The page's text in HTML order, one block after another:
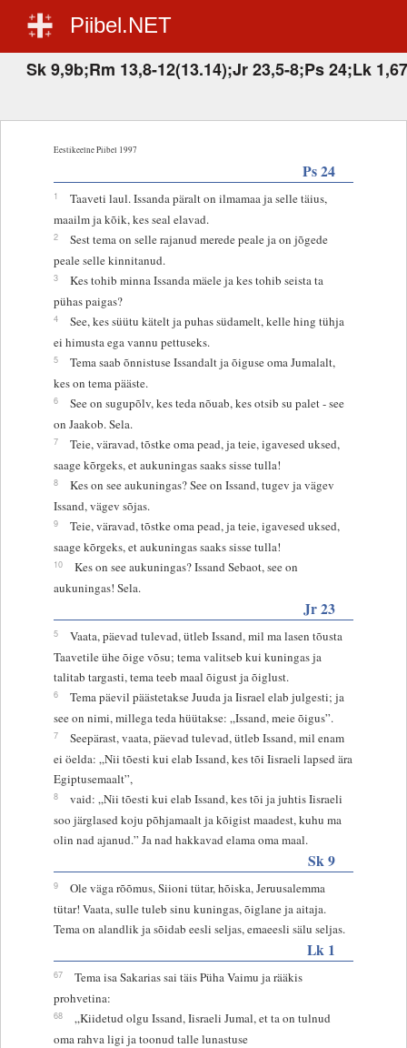
Piibel.NET
Sk 9,9b;Rm 13,8-12(13.14);Jr 23,5-8;Ps 24;Lk
Eestikeelne Piibel 1997
Ps 24
1
Taaveti laul. Issanda päralt on ilmamaa ja selle täius,
maailm ja kõik, kes seal elavad.
2
Sest tema on selle rajanud merede peale ja on jõgede
peale selle kinnitanud.
3
Kes tohib minna Issanda mäele ja kes tohib seista ta
pühas paigas?
4
See, kes süütu kätelt ja puhas südamelt, kelle hing tühja
ei himusta ega vannu pettuseks.
5
Tema saab õnnistuse Issandalt ja õiguse oma Jumalalt,
kes on tema pääste.
6
See on sugupõlv, kes teda nõuab, kes otsib su palet - see
on Jaakob. Sela.
7
Teie, väravad, tõstke oma pead, ja teie, igavesed uksed,
saage kõrgeks, et aukuningas saaks sisse tulla!
8
Kes on see aukuningas? See on Issand, tugev ja vägev
Issand, vägev sõjas.
9
Teie, väravad, tõstke oma pead, ja teie, igavesed uksed,
saage kõrgeks, et aukuningas saaks sisse tulla!
10
Kes on see aukuningas? Issand Sebaot, see on
aukuningas! Sela.
Jr 23
5
Vaata, päevad tulevad, ütleb Issand, mil ma lasen tõusta
Taavetile ühe õige võsu; tema valitseb kui kuningas ja
talitab targasti, tema teeb maal õigust ja õiglust.
6
Tema päevil päästetakse Juuda ja Iisrael elab julgesti; ja
see on nimi, millega teda hüütakse: „Issand, meie õigus”.
7
Seepärast, vaata, päevad tulevad, ütleb Issand, mil enam
ei öelda: „Nii tõesti kui elab Issand, kes tõi Iisraeli lapsed ära
Egiptusemaalt”,
8
vaid: „Nii tõesti kui elab Issand, kes tõi ja juhtis Iisraeli
soo järglased koju põhjamaalt ja kõigist maadest, kuhu ma
olin nad ajanud.” Ja nad hakkavad elama oma maal.
Sk 9
9
Ole väga rõõmus, Siioni tütar, hõiska, Jeruusalemma
tütar! Vaata, sulle tuleb sinu kuningas, õiglane ja aitaja.
Tema on alandlik ja sõidab eesli seljas, emaeesli sälu seljas.
Lk 1
67
Tema isa Sakarias sai täis Püha Vaimu ja rääkis
prohvetina:
68
„Kiidetud olgu Issand, Iisraeli Jumal, et ta on tulnud
oma rahva ligi ja toonud talle lunastuse